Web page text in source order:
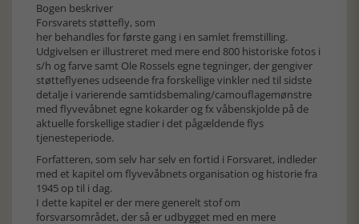
Bogen beskriver
Forsvarets støttefly, som
her behandles for første gang i en samlet fremstilling.
Udgivelsen er illustreret med mere end 800 historiske fotos i
s/h og farve samt Ole Rossels egne tegninger, der gengiver
støtteflyenes udseende fra forskellige vinkler ned til sidste
detalje i varierende samtidsbemaling/camouflagemønstre
med flyvevåbnet egne kokarder og fx våbenskjolde på de
aktuelle forskellige stadier i det pågældende flys
tjenesteperiode.
Forfatteren, som selv har selv en fortid i Forsvaret, indleder
med et kapitel om flyvevåbnets organisation og historie fra
1945 op til i dag.
I dette kapitel er der mere generelt stof om
forsvarsområdet, der så er udbygget med en mere